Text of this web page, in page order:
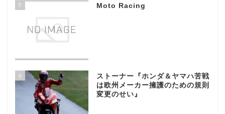
5 Moto Racing
6
ストーナー『ホンダ＆ヤマハ苦戦
は欧州メーカー擁護のための規則
変更のせい』